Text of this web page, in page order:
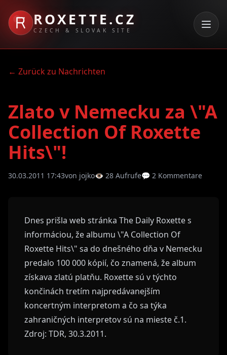
ROXETTE.CZ
CZECH & SLOVAK SITE
← Zurück zu Nachrichten
Zlato v Nemecku za \"A
Collection Of Roxette
Hits\"!
30.03.2011 17:43von jojko👁 28 Aufrufe💬 2 Kommentare
Dnes prišla web stránka The Daily Roxette s
informáciou, že albumu \"A Collection Of
Roxette Hits\" sa do dnešného dňa v Nemecku
predalo 100 000 kópií, čo znamená, že album
získava zlatú platňu. Roxette sú v týchto
končinách tretím najpredávanejším
koncertným interpretom a čo sa týka
zahraničných interpretov sú na mieste č.1.
Zdroj: TDR, 30.3.2011.